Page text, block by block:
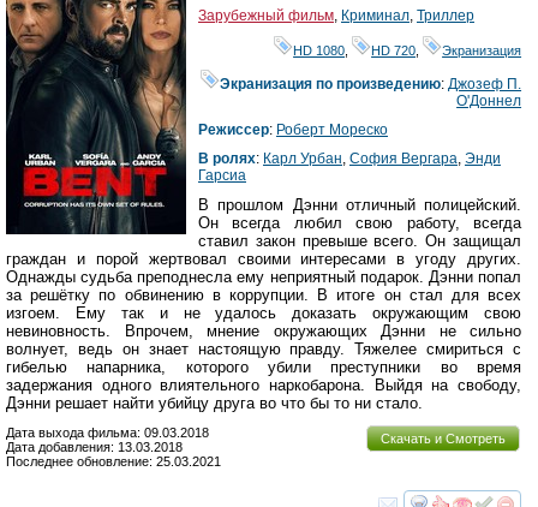
Зарубежный фильм, Криминал, Триллер
HD 1080 HD 720 Экранизация
Экранизация по произведению:Джозеф П.
О'Доннел
Режиссер: Роберт Мореско
В ролях: Карл Урбан, София Вергара, Энди
Гарсиа
В прошлом Дэнни отличный полицейский.
Он всегда любил свою работу, всегда
ставил закон превыше всего. Он защищал
граждан и порой жертвовал своими интересами в угоду других.
Однажды судьба преподнесла ему неприятный подарок. Дэнни попал
за решётку по обвинению в коррупции. В итоге он стал для всех
изгоем. Ему так и не удалось доказать окружающим свою
невиновность. Впрочем, мнение окружающих Дэнни не сильно
волнует, ведь он знает настоящую правду. Тяжелее смириться с
гибелью напарника, которого убили преступники во время
задержания одного влиятельного наркобарона. Выйдя на свободу,
Дэнни решает найти убийцу друга во что бы то ни стало.
Скачать и Смотреть
Дата выхода фильма: 09.03.2018
Дата добавления: 13.03.2018
Последнее обновление: 25.03.2021